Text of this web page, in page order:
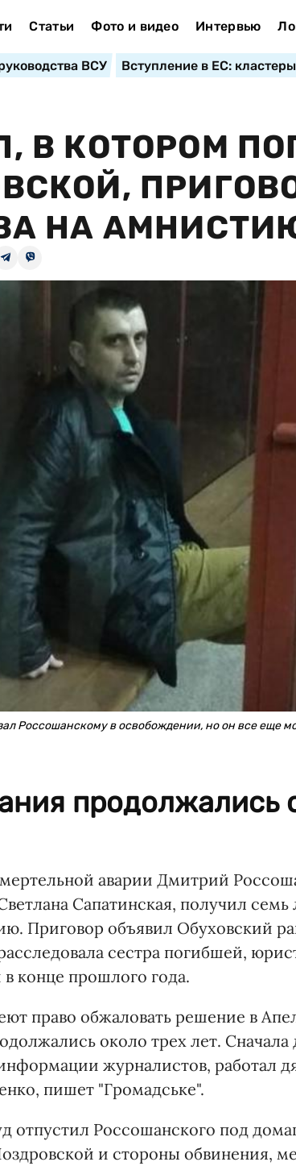
Статьи Фото и видео Интервью
ВСУ Вступление в ЕС: кластеры
В КОТОРОМ
НА
Россошанскому в освобождении, но он все еще
продолжались
аварии Дмитрий
Сапатинская, получил
Приговор объявил Обуховский
сестра погибшей,
конце прошлого года.
право обжаловать решение в
около трех лет.
журналистов, работал
пишет "Громадське".
отпустил Россошанского под
и стороны обвинения,